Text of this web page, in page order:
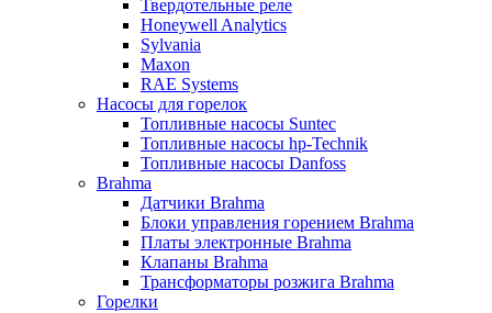
Твердотельные реле
Honeywell Analytics
Sylvania
Maxon
RAE Systems
Насосы для горелок
Топливные насосы Suntec
Топливные насосы hp-Technik
Топливные насосы Danfoss
Brahma
Датчики Brahma
Блоки управления горением Brahma
Платы электронные Brahma
Клапаны Brahma
Трансформаторы розжига Brahma
Горелки